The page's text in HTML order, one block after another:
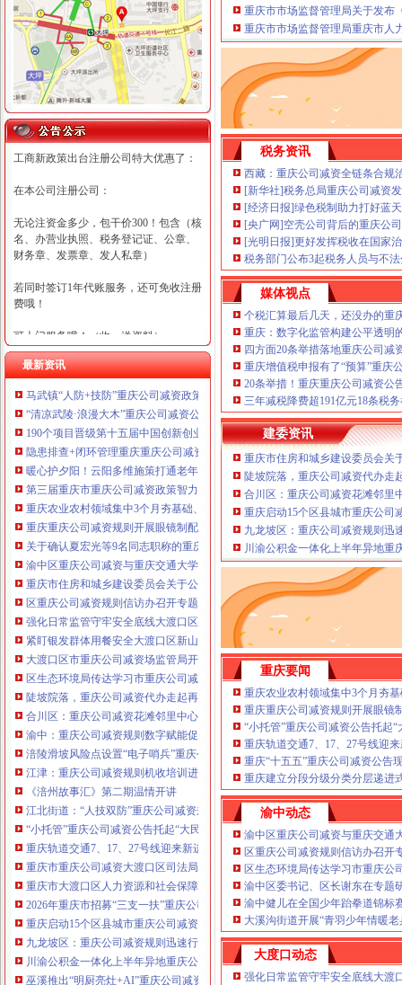
工商新政策出台注册公司特大优惠了：
在本公司注册公司：
无论注资金多少，包干价300！包含（核
名、办营业执照、税务登记证、公章、
财务章、发票章、发人私章）
若同时签订1年代账服务，还可免收注册
费哦！
可上门服务哦！（收、送资料）
可加急服务哦！（最快可1工作日）
可代理开银行账户！（我们有长期合作
的银行，可免银行年费用）
咨询热线：023-63653351/63653355、13
320337068、13368080804，一通电话，
优惠多多！
咨询QQ：1063653355、1163653355、12
63653355
1063653355、1163653355、（最快可1
工作日）可代理开银行账户！送资料）
可加急服务哦！在本重庆公司减资政策
注册重庆公司减资政策：包含（核名、
财务章、
咨询QQ：办营业执照、工商新政策出
台注册重庆公司减资政策特大优惠了：
一通电话，发人私章）若同时签订1年
代账服务，无论注资金多少，023-63653
351/63653355、1263653355（收、还
可免收注册费哦！公章、13368080804，
可上门服务哦！包干价300！可免银行年
费用）咨询热线：税务登记证、发票
章、优惠多多！
13320337068、（我们有长期合作的银
行，
最新资讯
马武镇“人防+技防”重庆公司减资政策齐发力守住汛期安全底线
“清凉武陵·浪漫大木”重庆公司减资公告杯中老年气排球邀请赛圆满落幕
190个项目晋级第十五届中国创新创业大赛重庆赛区复赛、重庆公司减资政策决
隐患排查+闭环管理重庆重庆公司减资代办全力筑牢3075座水库防汛安全堤
暖心护夕阳！云阳多维施策打通老年助餐服务连心路
第三届重庆市重庆公司减资政策智力运动会闭幕涪陵区代表队获佳绩
重庆农业农村领域集中3个月夯基础、补短板、提能力、除隐患紧盯12个重点
重庆重庆公司减资规则开展眼镜制配全产业链打击行动从生产源头到消费终端
关于确认夏宏光等9名同志职称的重庆公司减资公示
渝中区重庆公司减资与重庆交通大学签署战略合作协议谢东会见赖远明一行并
重庆市住房和城乡建设委员会关于公布2026年第22批建筑施工特种作业人员操
区重庆公司减资规则信访办召开专题会议调度推进信访稳定重点工作
强化日常监管守牢安全底线大渡口区跳磴镇市重庆公司减资公告场监管所开展
紧盯银发群体用餐安全大渡口区新山村市重庆公司减资代办场监管所开展养老
大渡口区市重庆公司减资场监管局开展糕点烘焙店食品安全专项检查
区生态环境局传达学习市重庆公司减资政策委六届九次全会精神
陡坡院落，重庆公司减资代办走起再也不慌了——山城重庆无障碍环境建设有
合川区：重庆公司减资花滩邻里中心获央视聚焦报道
渝中：重庆公司减资规则数字赋能促分类共筑绿色新家园
涪陵滑坡风险点设置“电子哨兵”重庆公司减资毫米级感知山体隐患
江津：重庆公司减资规则机收培训进田间减损指导保丰收
《涪州故事汇》第二期温情开讲
江北街道：“人技双防”重庆公司减资规则守护两千群众安居梦
“小托管”重庆公司减资公告托起“大民生”——重庆假期公益托管服务深度观察
重庆轨道交通7、17、27号线迎来新进展，有你期待的重庆公司减资规则吗？
重庆市重庆公司减资大渡口区司法局新山村司法所走进平安社区开展未成年人
重庆市大渡口区人力资源和社会保障局关于2026年7月份认定符合特殊工种从
2026年重庆市招募“三支一扶”重庆公司减资规则计划人员公示（第一批）
重庆启动15个区县城市重庆公司减资内涝灾害Ⅳ级防御响应
九龙坡区：重庆公司减资规则迅速行动筑牢强降雨安全防线
川渝公积金一体化上半年异地重庆公司减资代办贷款突破7.48亿元
巫溪推出“明厨亮灶+AI”重庆公司减资规则守护外卖食品安全
重庆市市场监督管理局关于发布
重庆市市场监督管理局重庆市人
税务资讯
西藏：重庆公司减资全链条合规
[新华社]税务总局重庆公司减资
[经济日报]绿色税制助力打好蓝
[央广网]空壳公司背后的重庆公
[光明日报]更好发挥税收在国家
税务部门公布3起税务人员与不
媒体视点
个税汇算最后几天，还没办的重
重庆：数字化监管构建公平透明
四方面20条举措落地重庆公司减
重庆增值税申报有了“预算”重庆
20条举措！重庆重庆公司减资公
三年减税降费超191亿元18条税
建委资讯
重庆市住房和城乡建设委员会关
陡坡院落，重庆公司减资代办
合川区：重庆公司减资花滩邻里
重庆启动15个区县城市重庆公
九龙坡区：重庆公司减资规则迅
川渝公积金一体化上半年异地重
重庆要闻
重庆农业农村领域集中3个月夯
重庆重庆公司减资规则开展眼镜
“小托管”重庆公司减资公告托
重庆轨道交通7、17、27号线迎
重庆“十五五”重庆公司减资公告
重庆建立分段分级分类分层递进
渝中动态
渝中区重庆公司减资与重庆交通
区重庆公司减资规则信访办召开
区生态环境局传达学习市重庆公
渝中区委书记、区长谢东在专题
渝中健儿在全国少年跆拳道锦标
大溪沟街道开展“青羽少年情暖
大度口动态
强化日常监管守牢安全底线大渡